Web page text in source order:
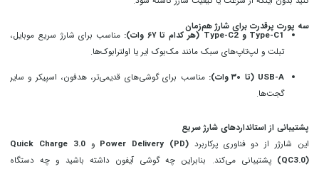
سه پورت پرقدرت برای شارژ هم‌زمان
Type-C1 و Type-C2 (هر کدام تا ۶۷ وات):
مناسب برای شارژ سریع موبایل،
تبلت و لپ‌تاپ‌های سبک مانند مک‌بوک ایر یا اولترابوک‌ها.
USB-A (تا ۳۰ وات):
مناسب برای گوشی‌های قدیمی‌تر، هدفون، اسپیکر و سایر
گجت‌ها.
پشتیبانی از استانداردهای شارژ سریع
این شارژر از دو فناوری پرکاربرد Power Delivery (PD) وQuick Charge 3.0
(QC3.0) پشتیبانی می‌کند. بنابراین چه گوشی آیفون داشته باشید و چه دستگاه